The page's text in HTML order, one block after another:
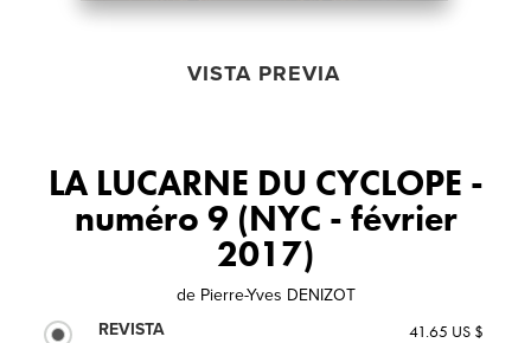
VISTA PREVIA
LA LUCARNE DU CYCLOPE -
numéro 9 (NYC - février
2017)
de Pierre-Yves DENIZOT
REVISTA
41.65 US $